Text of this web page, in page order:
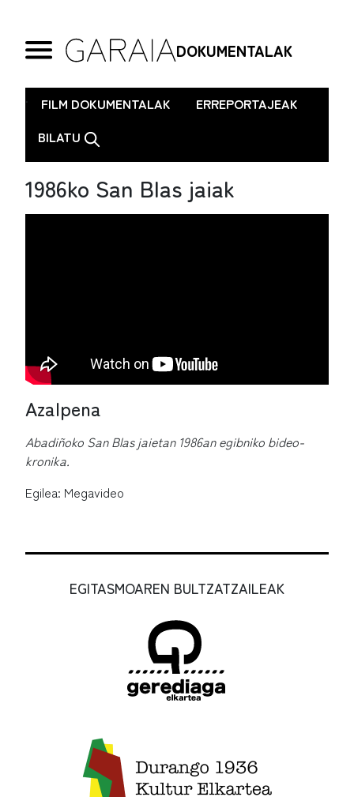
DOKUMENTALAK
. FILM DOKUMENTALAK
ERREPORTAJEAK
BILATU
1986ko San Blas jaiak
Azalpena
Abadiñoko San Blas jaietan 1986an egibniko bideo-
kronika.
Egilea: Megavideo
EGITASMOAREN BULTZATZAILEAK